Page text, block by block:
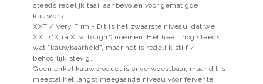
steeds redelijk taai, aanbevolen voor gematigde
kauwers.
XXT / Very Firm - Dit is het zwaarste niveau, dat we
XXT ("Xtra Xtra Tough") noemen. Het heeft nog steeds
wat "kauwbaarheid", maar het is redelijk stijf /
behoorlijk stevig.
Geen enkel kauwproduct is onverwoestbaar, maar dit is
meestal het langst meegaande niveau voor fervente